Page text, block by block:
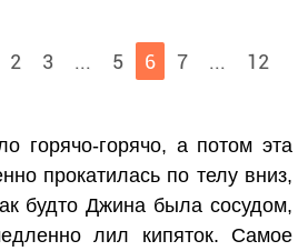
2 3 ... 5 6 7 ... 12
горячо-горячо, а потом эта
прокатилась по телу вниз,
будто Джина была сосудом,
лил кипяток. Самое